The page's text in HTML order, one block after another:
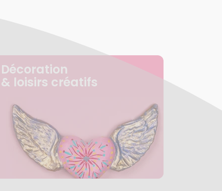
Décoration
& loisirs créatifs